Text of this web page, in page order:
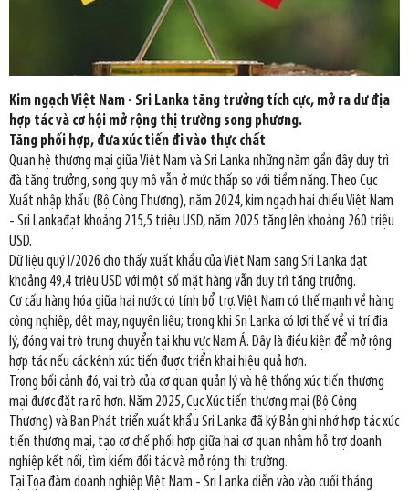
Kim ngạch Việt Nam - Sri Lanka tăng trưởng tích cực, mở ra dư địa
hợp tác và cơ hội mở rộng thị trường song phương.
Tăng phối hợp, đưa xúc tiến đi vào thực chất
Quan hệ thương mại giữa Việt Nam và Sri Lanka những năm gần đây duy trì
đà tăng trưởng, song quy mô vẫn ở mức thấp so với tiềm năng. Theo Cục
Xuất nhập khẩu (Bộ Công Thương), năm 2024, kim ngạch hai chiều Việt Nam
- Sri Lankađạt khoảng 215,5 triệu USD, năm 2025 tăng lên khoảng 260 triệu
USD.
Dữ liệu quý I/2026 cho thấy xuất khẩu của Việt Nam sang Sri Lanka đạt
khoảng 49,4 triệu USD với một số mặt hàng vẫn duy trì tăng trưởng.
Cơ cấu hàng hóa giữa hai nước có tính bổ trợ. Việt Nam có thế mạnh về hàng
công nghiệp, dệt may, nguyên liệu; trong khi Sri Lanka có lợi thế về vị trí địa
lý, đóng vai trò trung chuyển tại khu vực Nam Á. Đây là điều kiện để mở rộng
hợp tác nếu các kênh xúc tiến được triển khai hiệu quả hơn.
Trong bối cảnh đó, vai trò của cơ quan quản lý và hệ thống xúc tiến thương
mại được đặt ra rõ hơn. Năm 2025, Cục Xúc tiến thương mại (Bộ Công
Thương) và Ban Phát triển xuất khẩu Sri Lanka đã ký Bản ghi nhớ hợp tác xúc
tiến thương mại, tạo cơ chế phối hợp giữa hai cơ quan nhằm hỗ trợ doanh
nghiệp kết nối, tìm kiếm đối tác và mở rộng thị trường.
Tại Tọa đàm doanh nghiệp Việt Nam - Sri Lanka diễn vào vào cuối tháng